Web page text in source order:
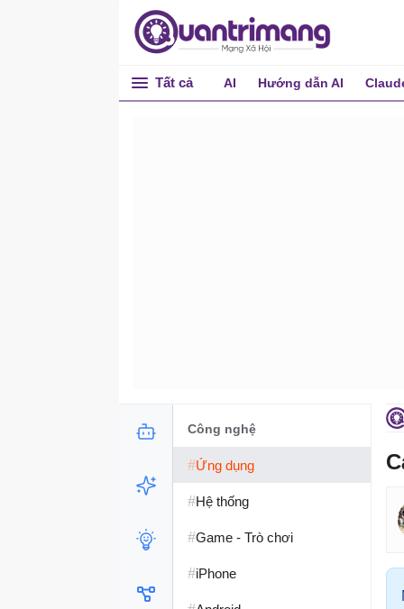
Tất cả AI Hướng dẫn AI
Công nghệ
#Ứng dụng
#Hệ thống
#Game - Trò chơi
#iPhone